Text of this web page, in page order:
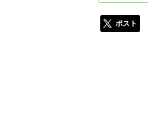
ポスト